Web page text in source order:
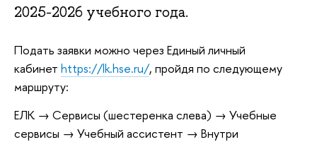
2025-2026 учебного года.
Подать заявки можно через Единый личный
кабинет https://lk.hse.ru/, пройдя по следующему
маршруту:
ЕЛК → Сервисы (шестеренка слева) → Учебные
сервисы → Учебный ассистент → Внутри